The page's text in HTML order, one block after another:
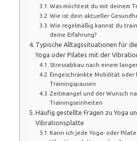
Was möchtest du mit deinem
Wie ist dein aktueller
Wie regelmäßig kannst du
deine Erfahrung?
Typische Alltagssituationen für
Yoga oder Pilates mit der
Stressabbau nach einem
Eingeschränkte Mobilität oder
Trainingspausen
Zeitmangel und der Wunsch
Trainingseinheiten
Häufig gestellte Fragen zu Yoga
Vibrationsplatte
Kann ich jede Yoga- oder